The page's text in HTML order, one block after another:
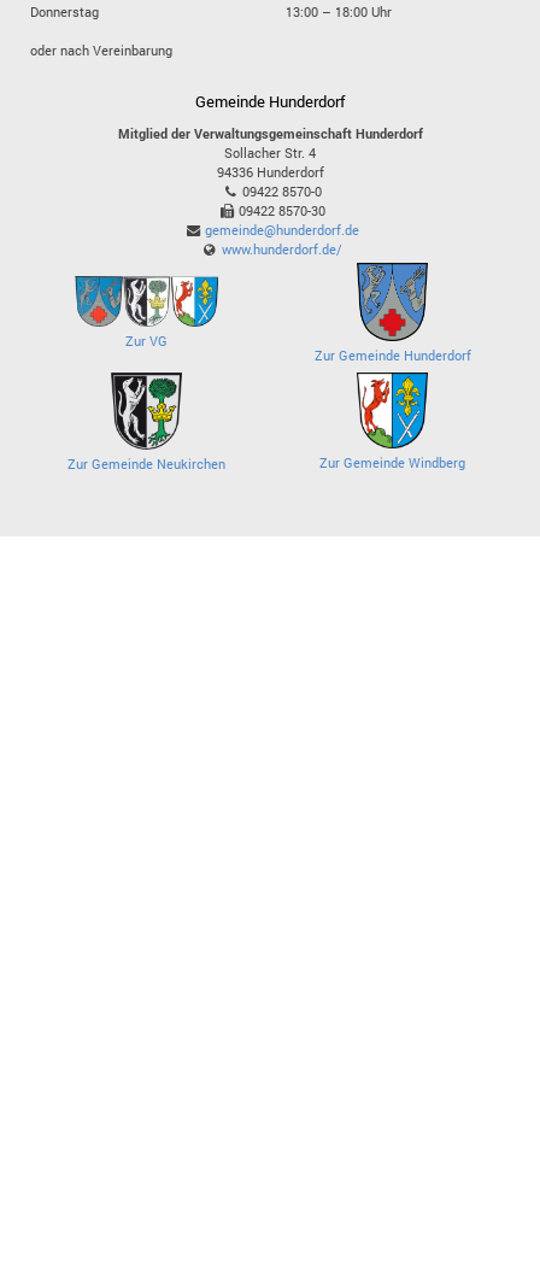
Donnerstag
13:00 – 18:00 Uhr
oder nach Vereinbarung
Gemeinde Hunderdorf
Mitglied der Verwaltungsgemeinschaft Hunderdorf
Sollacher Str. 4
94336 Hunderdorf
09422 8570-0
09422 8570-30
gemeinde@hunderdorf.de
www.hunderdorf.de/
Zur VG
Zur Gemeinde Hunderdorf
Zur Gemeinde Neukirchen Zur Gemeinde Windberg